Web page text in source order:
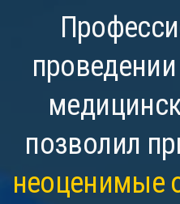
позволил
неоценимые